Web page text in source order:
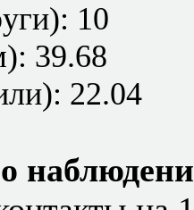
10
39.68
22.04